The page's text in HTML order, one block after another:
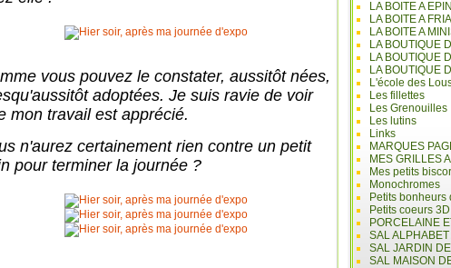
vous pouvez le constater, aussitôt nées,
adoptées. Je suis ravie de voir
mon travail est apprécié.
n'aurez certainement rien contre un petit
pour terminer la journée ?
LA BOITE A
LA BOITE A
LA BOITE A
LA BOUTIQUE
LA BOUTIQUE
LA BOUTIQUE
L'école des
Les fillettes
Les Grenouilles
Les lutins
Links
MARQUES
MES GRILLES
Mes petits
Monochromes
Petits bonheurs
Petits coeurs 3D
PORCELAINE
SAL
SAL JARDIN
SAL MAISON